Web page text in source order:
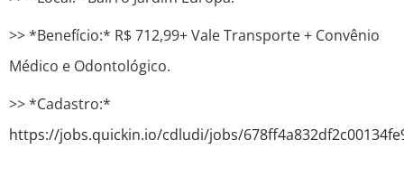
>> *Benefício:* R$ 712,99+ Vale Transporte + Convênio
Médico e Odontológico.
>> *Cadastro:*
https://jobs.quickin.io/cdludi/jobs/